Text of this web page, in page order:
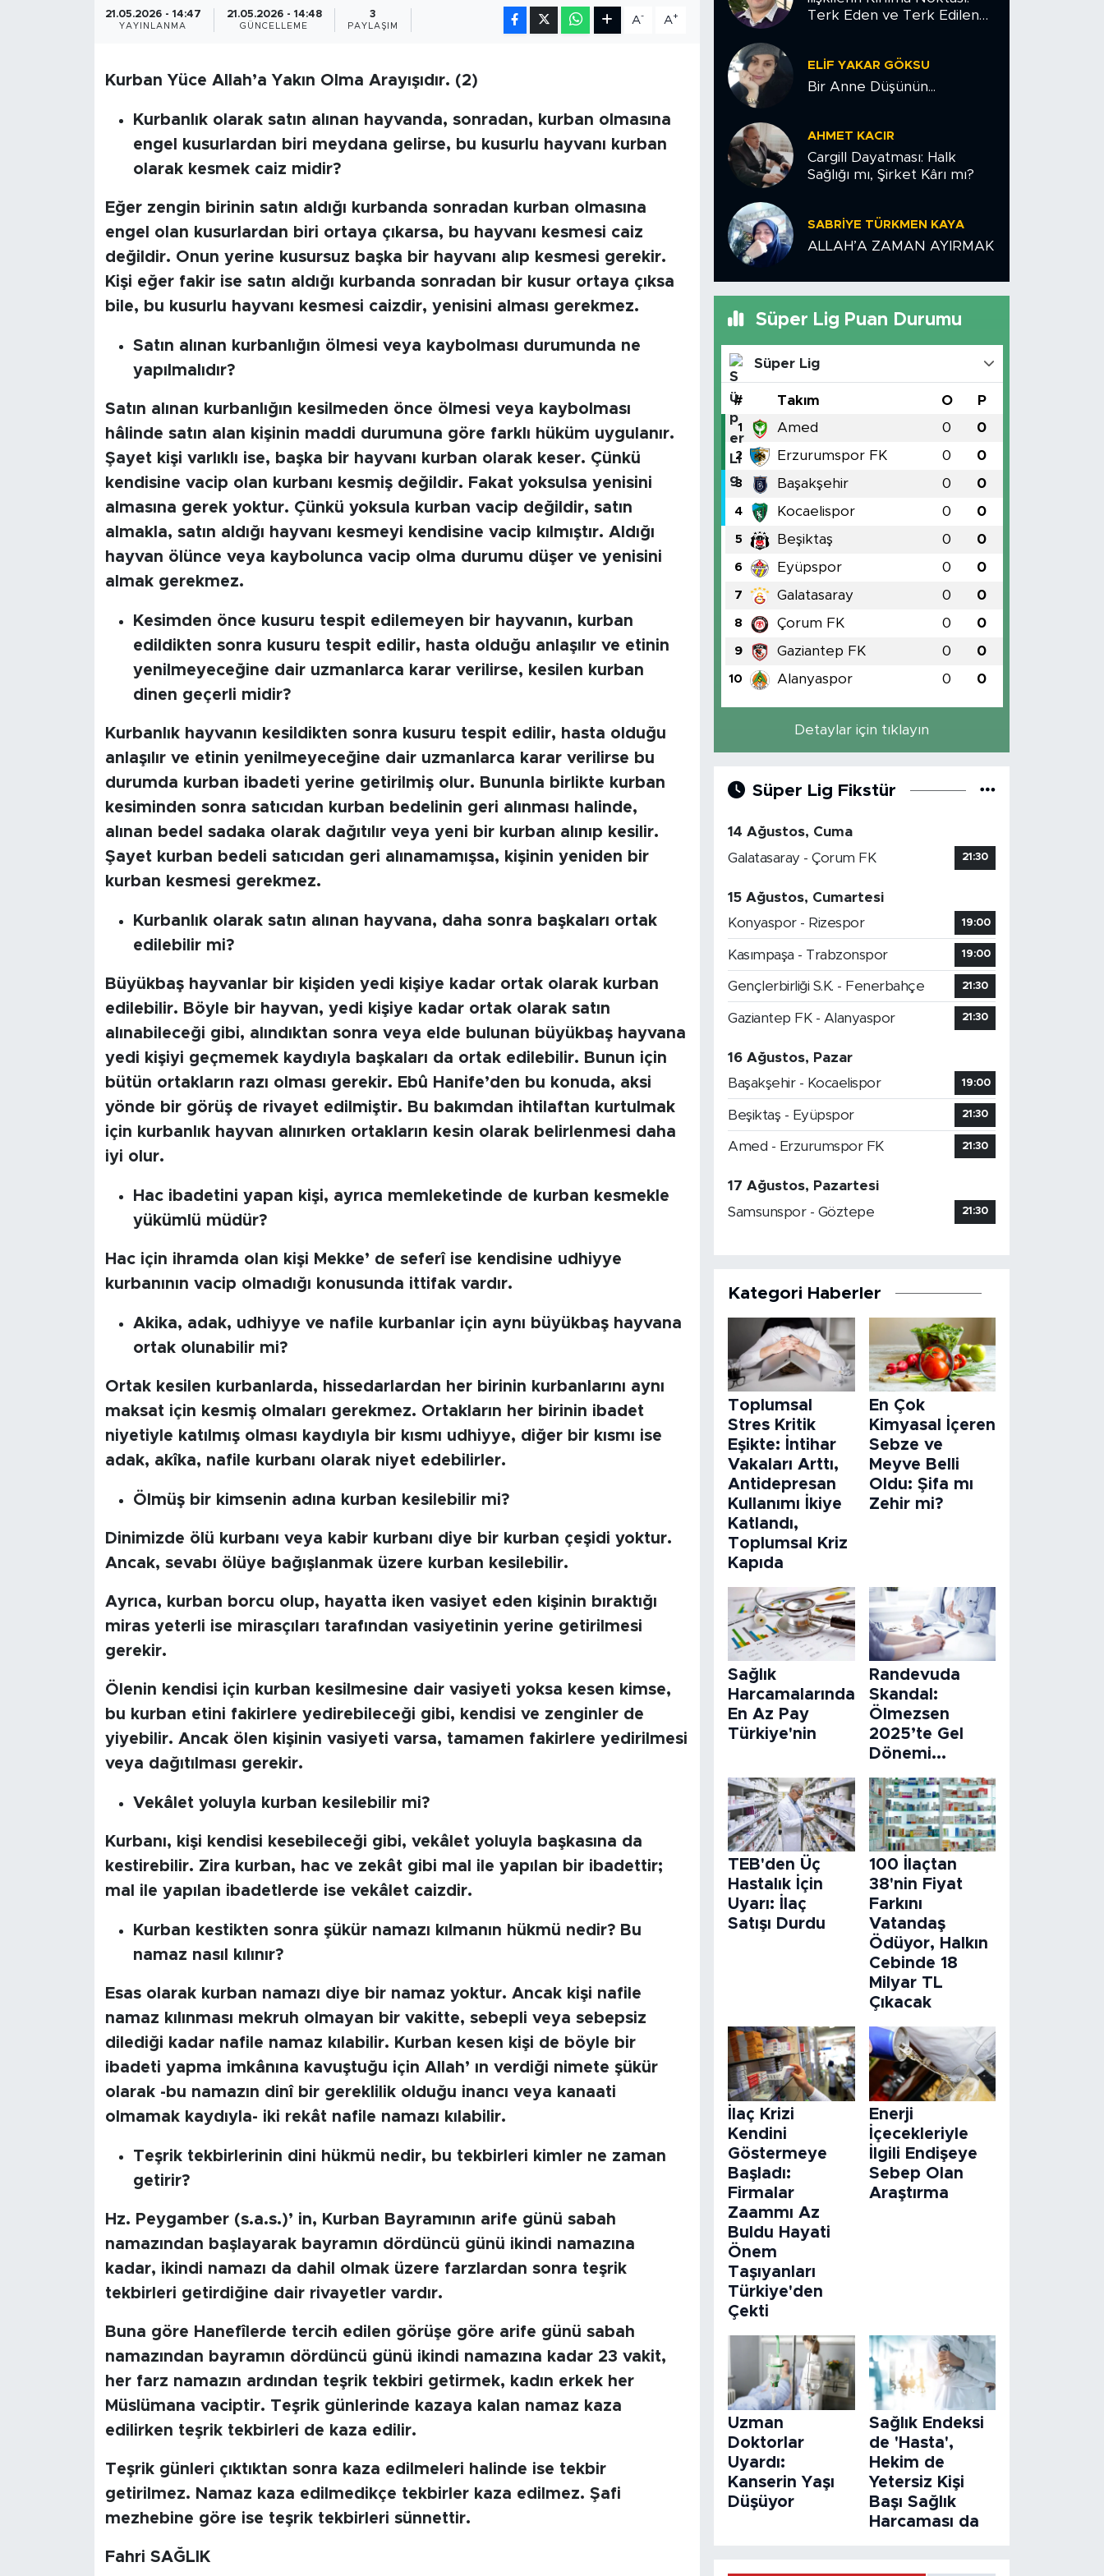
21.05.2026 - 14:47
YAYINLANMA
21.05.2026 - 14:48
GÜNCELLEME
3
PAYLAŞIM
A- A+
Kurban Yüce Allah’a Yakın Olma Arayışıdır. (2)
Kurbanlık olarak satın alınan hayvanda, sonradan, kurban olmasına
engel kusurlardan biri meydana gelirse, bu kusurlu hayvanı kurban
olarak kesmek caiz midir?
Eğer zengin birinin satın aldığı kurbanda sonradan kurban olmasına
engel olan kusurlardan biri ortaya çıkarsa, bu hayvanı kesmesi caiz
değildir. Onun yerine kusursuz başka bir hayvanı alıp kesmesi gerekir.
Kişi eğer fakir ise satın aldığı kurbanda sonradan bir kusur ortaya çıksa
bile, bu kusurlu hayvanı kesmesi caizdir, yenisini alması gerekmez.
Satın alınan kurbanlığın ölmesi veya kaybolması durumunda ne
yapılmalıdır?
Satın alınan kurbanlığın kesilmeden önce ölmesi veya kaybolması
hâlinde satın alan kişinin maddi durumuna göre farklı hüküm uygulanır.
Şayet kişi varlıklı ise, başka bir hayvanı kurban olarak keser. Çünkü
kendisine vacip olan kurbanı kesmiş değildir. Fakat yoksulsa yenisini
almasına gerek yoktur. Çünkü yoksula kurban vacip değildir, satın
almakla, satın aldığı hayvanı kesmeyi kendisine vacip kılmıştır. Aldığı
hayvan ölünce veya kaybolunca vacip olma durumu düşer ve yenisini
almak gerekmez.
Kesimden önce kusuru tespit edilemeyen bir hayvanın, kurban
edildikten sonra kusuru tespit edilir, hasta olduğu anlaşılır ve etinin
yenilmeyeceğine dair uzmanlarca karar verilirse, kesilen kurban
dinen geçerli midir?
Kurbanlık hayvanın kesildikten sonra kusuru tespit edilir, hasta olduğu
anlaşılır ve etinin yenilmeyeceğine dair uzmanlarca karar verilirse bu
durumda kurban ibadeti yerine getirilmiş olur. Bununla birlikte kurban
kesiminden sonra satıcıdan kurban bedelinin geri alınması halinde,
alınan bedel sadaka olarak dağıtılır veya yeni bir kurban alınıp kesilir.
Şayet kurban bedeli satıcıdan geri alınamamışsa, kişinin yeniden bir
kurban kesmesi gerekmez.
Kurbanlık olarak satın alınan hayvana, daha sonra başkaları ortak
edilebilir mi?
Büyükbaş hayvanlar bir kişiden yedi kişiye kadar ortak olarak kurban
edilebilir. Böyle bir hayvan, yedi kişiye kadar ortak olarak satın
alınabileceği gibi, alındıktan sonra veya elde bulunan büyükbaş hayvana
yedi kişiyi geçmemek kaydıyla başkaları da ortak edilebilir. Bunun için
bütün ortakların razı olması gerekir. Ebû Hanife’den bu konuda, aksi
yönde bir görüş de rivayet edilmiştir. Bu bakımdan ihtilaftan kurtulmak
için kurbanlık hayvan alınırken ortakların kesin olarak belirlenmesi daha
iyi olur.
Hac ibadetini yapan kişi, ayrıca memleketinde de kurban kesmekle
yükümlü müdür?
Hac için ihramda olan kişi Mekke’ de seferî ise kendisine udhiyye
kurbanının vacip olmadığı konusunda ittifak vardır.
Akika, adak, udhiyye ve nafile kurbanlar için aynı büyükbaş hayvana
ortak olunabilir mi?
Ortak kesilen kurbanlarda, hissedarlardan her birinin kurbanlarını aynı
maksat için kesmiş olmaları gerekmez. Ortakların her birinin ibadet
niyetiyle katılmış olması kaydıyla bir kısmı udhiyye, diğer bir kısmı ise
adak, akîka, nafile kurbanı olarak niyet edebilirler.
Ölmüş bir kimsenin adına kurban kesilebilir mi?
Dinimizde ölü kurbanı veya kabir kurbanı diye bir kurban çeşidi yoktur.
Ancak, sevabı ölüye bağışlanmak üzere kurban kesilebilir.
Ayrıca, kurban borcu olup, hayatta iken vasiyet eden kişinin bıraktığı
miras yeterli ise mirasçıları tarafından vasiyetinin yerine getirilmesi
gerekir.
Ölenin kendisi için kurban kesilmesine dair vasiyeti yoksa kesen kimse,
bu kurban etini fakirlere yedirebileceği gibi, kendisi ve zenginler de
yiyebilir. Ancak ölen kişinin vasiyeti varsa, tamamen fakirlere yedirilmesi
veya dağıtılması gerekir.
Vekâlet yoluyla kurban kesilebilir mi?
Kurbanı, kişi kendisi kesebileceği gibi, vekâlet yoluyla başkasına da
kestirebilir. Zira kurban, hac ve zekât gibi mal ile yapılan bir ibadettir;
mal ile yapılan ibadetlerde ise vekâlet caizdir.
Kurban kestikten sonra şükür namazı kılmanın hükmü nedir? Bu
namaz nasıl kılınır?
Esas olarak kurban namazı diye bir namaz yoktur. Ancak kişi nafile
namaz kılınması mekruh olmayan bir vakitte, sebepli veya sebepsiz
dilediği kadar nafile namaz kılabilir. Kurban kesen kişi de böyle bir
ibadeti yapma imkânına kavuştuğu için Allah’ ın verdiği nimete şükür
olarak -bu namazın dinî bir gereklilik olduğu inancı veya kanaati
olmamak kaydıyla- iki rekât nafile namazı kılabilir.
Teşrik tekbirlerinin dini hükmü nedir, bu tekbirleri kimler ne zaman
getirir?
Hz. Peygamber (s.a.s.)’ in, Kurban Bayramının arife günü sabah
namazından başlayarak bayramın dördüncü günü ikindi namazına
kadar, ikindi namazı da dahil olmak üzere farzlardan sonra teşrik
tekbirleri getirdiğine dair rivayetler vardır.
Buna göre Hanefîlerde tercih edilen görüşe göre arife günü sabah
namazından bayramın dördüncü günü ikindi namazına kadar 23 vakit,
her farz namazın ardından teşrik tekbiri getirmek, kadın erkek her
Müslümana vaciptir. Teşrik günlerinde kazaya kalan namaz kaza
edilirken teşrik tekbirleri de kaza edilir.
Teşrik günleri çıktıktan sonra kaza edilmeleri halinde ise tekbir
getirilmez. Namaz kaza edilmedikçe tekbirler kaza edilmez. Şafi
mezhebine göre ise teşrik tekbirleri sünnettir.
Fahri SAĞLIK
Terk Eden ve Terk Edilen
ELIF YAKAR GÖKSU
Bir Anne Düşünün...
AHMET KACIR
Cargill Dayatması: Halk
Sağlığı mı, Şirket Kârı mı?
SABRIYE TÜRKMEN KAYA
ALLAH’A ZAMAN AYIRMAK
Süper Lig Puan Durumu
Süper Lig
# Takım O P
1 Amed 0 0
2 Erzurumspor FK 0 0
3 Başakşehir 0 0
4 Kocaelispor 0 0
5 Beşiktaş 0 0
6 Eyüpspor 0 0
7 Galatasaray 0 0
8 Çorum FK 0 0
9 Gaziantep FK 0 0
10 Alanyaspor 0 0
Detaylar için tıklayın
Süper Lig Fikstür
14 Ağustos, Cuma
Galatasaray - Çorum FK
21:30
15 Ağustos, Cumartesi
Konyaspor - Rizespor
19:00
Kasımpaşa - Trabzonspor 19:00
Gençlerbirliği S.K. - Fenerbahçe 21:30
Gaziantep FK - Alanyaspor 21:30
16 Ağustos, Pazar
Başakşehir - Kocaelispor
19:00
Beşiktaş - Eyüpspor 21:30
Amed - Erzurumspor FK 21:30
17 Ağustos, Pazartesi
Samsunspor - Göztepe
21:30
Kategori Haberler
Toplumsal
Stres Kritik
Eşikte: İntihar
Vakaları Arttı,
Antidepresan
Kullanımı İkiye
Katlandı,
Toplumsal Kriz
Kapıda
En Çok
Kimyasal İçeren
Sebze ve
Meyve Belli
Oldu: Şifa mı
Zehir mi?
Sağlık
Harcamalarında
En Az Pay
Türkiye'nin
Randevuda
Skandal:
Ölmezsen
2025’te Gel
Dönemi...
TEB'den Üç
Hastalık İçin
Uyarı: İlaç
Satışı Durdu
100 İlaçtan
38'nin Fiyat
Farkını
Vatandaş
Ödüyor, Halkın
Cebinde 18
Milyar TL
Çıkacak
İlaç Krizi
Kendini
Göstermeye
Başladı:
Firmalar
Zaammı Az
Buldu Hayati
Önem
Taşıyanları
Türkiye'den
Çekti
Enerji
İçecekleriyle
İlgili Endişeye
Sebep Olan
Araştırma
Uzman
Doktorlar
Uyardı:
Kanserin Yaşı
Düşüyor
Sağlık Endeksi
de 'Hasta',
Hekim de
Yetersiz Kişi
Başı Sağlık
Harcaması da
BİLİM-TEKNOLOJİ
RÖPÖRTAJ
YAZARLAR
TARİHTEN GÜNÜMÜZE
MEDYA KÖŞESİ
FOTO GALERİ
VİDEOLAR
ALINTI YAZARLAR